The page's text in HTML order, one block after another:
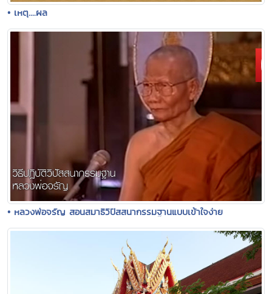
• เหตุ....ผล
• หลวงพ่อจรัญ สอนสมาธิวิปัสสนากรรมฐานแบบเข้าใจง่าย